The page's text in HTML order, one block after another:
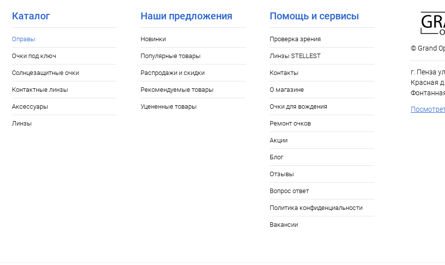
Каталог
Оправы
Очки под ключ
Солнцезащитные очки
Контактные линзы
Аксессуары
Линзы
Наши предложения
Новинки
Популярные товары
Распродажи и скидки
Рекомендуемые товары
Уцененные товары
Помощь и сервисы
Проверка зрения
Линзы STELLEST
Контакты
О магазине
Очки для вождения
Ремонт очков
Акции
Блог
Отзывы
Вопрос ответ
Политика конфиденциальности
Вакансии
© Grand
г. Пенза
Красная